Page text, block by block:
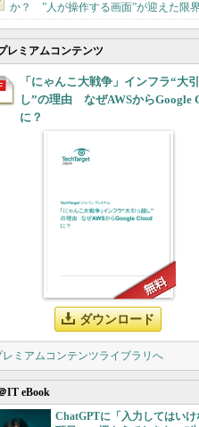
か？ ”人が操作する画面”が迎えた限
レミアムコンテンツ
「にゃんこ大戦争」インフラ“大
し”の理由 なぜAWSからGoogle
に？
ダウンロード
レミアムコンテンツライブラリへ
IT eBook
ChatGPTに「入力してはいけ